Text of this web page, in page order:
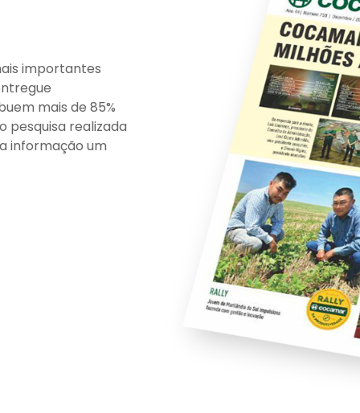
importantes
mais de 85%
pesquisa realizada
informação um